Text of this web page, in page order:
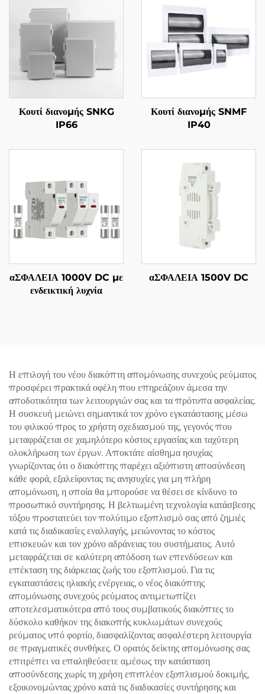
Κουτί διανομής SNKG
IP66
Κουτί διανομής SNMF
IP40
αΣΦΑΛΕΙΑ 1000V DC με
ενδεικτική λυχνία
αΣΦΑΛΕΙΑ 1500V DC
Η επιλογή του νέου διακόπτη απομόνωσης συνεχούς ρεύματος
προσφέρει πρακτικά οφέλη που επηρεάζουν άμεσα την
αποδοτικότητα των λειτουργιών σας και τα πρότυπα ασφαλείας.
Η συσκευή μειώνει σημαντικά τον χρόνο εγκατάστασης μέσω
του φιλικού προς το χρήστη σχεδιασμού της, γεγονός που
μεταφράζεται σε χαμηλότερο κόστος εργασίας και ταχύτερη
ολοκλήρωση των έργων. Αποκτάτε αίσθημα ησυχίας
γνωρίζοντας ότι ο διακόπτης παρέχει αξιόπιστη αποσύνδεση
κάθε φορά, εξαλείφοντας τις ανησυχίες για μη πλήρη
απομόνωση, η οποία θα μπορούσε να θέσει σε κίνδυνο το
προσωπικό συντήρησης. Η βελτιωμένη τεχνολογία κατάσβεσης
τόξου προστατεύει τον πολύτιμο εξοπλισμό σας από ζημιές
κατά τις διαδικασίες εναλλαγής, μειώνοντας το κόστος
επισκευών και τον χρόνο αδράνειας του συστήματος. Αυτό
μεταφράζεται σε καλύτερη απόδοση των επενδύσεων και
επέκταση της διάρκειας ζωής του εξοπλισμού. Για τις
εγκαταστάσεις ηλιακής ενέργειας, ο νέος διακόπτης
απομόνωσης συνεχούς ρεύματος αντιμετωπίζει
αποτελεσματικότερα από τους συμβατικούς διακόπτες το
δύσκολο καθήκον της διακοπής κυκλωμάτων συνεχούς
ρεύματος υπό φορτίο, διασφαλίζοντας ασφαλέστερη λειτουργία
σε πραγματικές συνθήκες. Ο ορατός δείκτης απομόνωσης σας
επιτρέπει να επαληθεύσετε αμέσως την κατάσταση
αποσύνδεσης χωρίς τη χρήση επιπλέον εξοπλισμού δοκιμής,
εξοικονομώντας χρόνο κατά τις διαδικασίες συντήρησης και